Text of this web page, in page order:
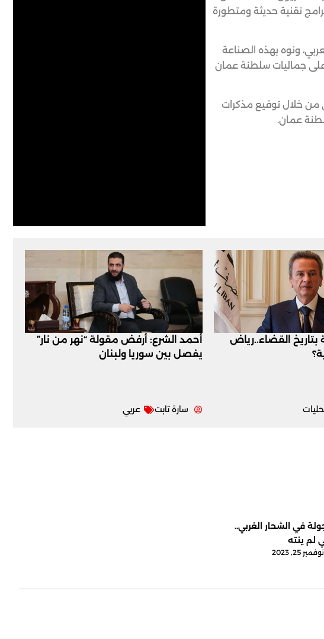
تقنية حديثة ومتطورة
ونوه بهذه الصناعة
على جماليات سلطنة عمان
من خلال توقيع مذكرات
عمان.
بتاريخ القضاء..رياض
أحمد الشرع: أرفض مقولة “نهر من نار”
يفصل بين سوريا ولبنان
سارة تابت عربي
في الشحار الغربي..
لم ينته
نوفمبر 25, 2023